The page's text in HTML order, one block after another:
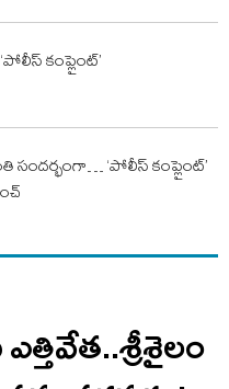
కంప్లైంట్’
సందర్భంగా… ‘పోలీస్ కంప్లైంట్’
ఎత్తివేత..శ్రీశైలం